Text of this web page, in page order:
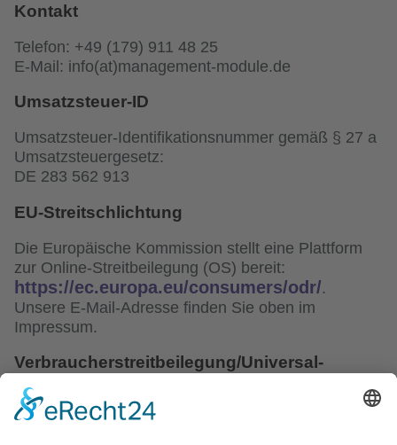
Kontakt
Telefon: +49 (179) 911 48 25
E-Mail: info(at)management-module.de
Umsatzsteuer-ID
Umsatzsteuer-Identifikationsnummer gemäß § 27 a
Umsatzsteuergesetz:
DE 283 562 913
EU-Streitschlichtung
Die Europäische Kommission stellt eine Plattform
zur Online-Streitbeilegung (OS) bereit:
https://ec.europa.eu/consumers/odr/.
Unsere E-Mail-Adresse finden Sie oben im
Impressum.
Verbraucher­streit­beilegung/Universal­
Wir sind nicht bereit oder verpflichtet, an